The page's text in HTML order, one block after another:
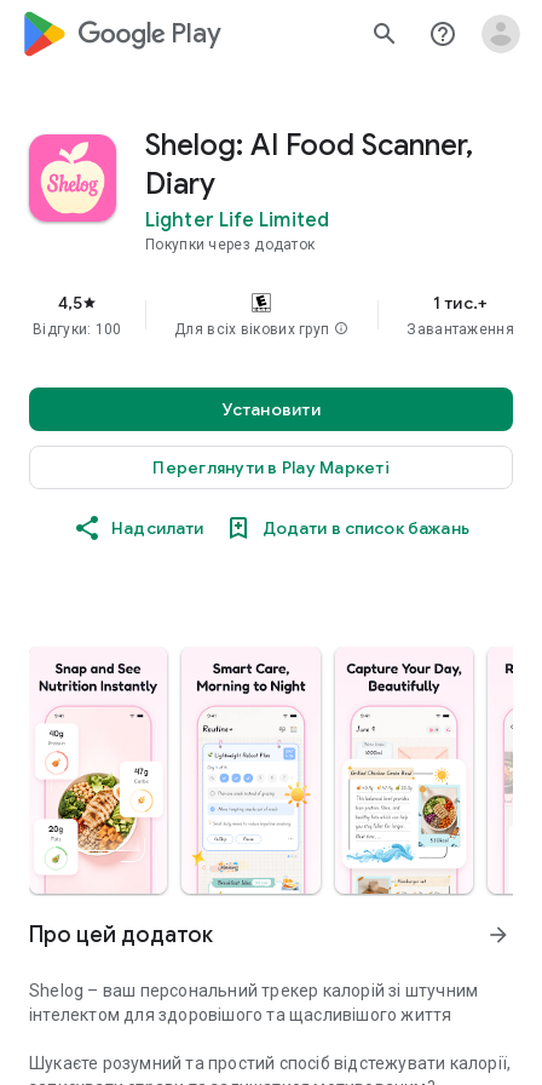
google_logo Play search help_outline
Shelog: AI Food Scanner,
Diary
Lighter Life Limited
Покупки через додаток
4,5star
Відгуки: 100 Для всіх вікових груп info
1 тис.+
Завантаження
Установити
Переглянути в Play Маркеті
Надсилати Додати в список бажань
Про цей додаток arrow_forward
Shelog – ваш персональний трекер калорій зі штучним
інтелектом для здоровішого та щасливішого життя
Шукаєте розумний та простий спосіб відстежувати калорії,